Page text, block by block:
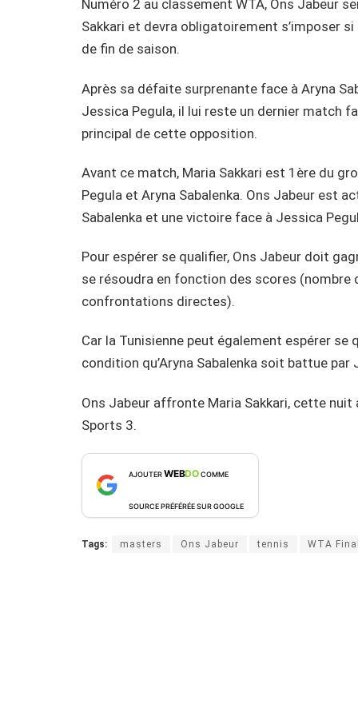
Numéro 2 au classement WTA, Ons Jabeur
Sakkari et devra obligatoirement s’imposer
de fin de saison.
Après sa défaite surprenante face à Aryna
Jessica Pegula, il lui reste un dernier match
principal de cette opposition.
Avant ce match, Maria Sakkari est 1ère du
Pegula et Aryna Sabalenka. Ons Jabeur est
Sabalenka et une victoire face à Jessica
Pour espérer se qualifier, Ons Jabeur doit
se résoudra en fonction des scores
confrontations directes).
Car la Tunisienne peut également espérer
condition qu’Aryna Sabalenka soit battue
Ons Jabeur affronte Maria Sakkari, cette
Sports 3.
AJOUTERWEBDOCOMME
SOURCE PRÉFÉRÉE SUR GOOGLE
Tags: masters Ons Jabeur tennis WTA